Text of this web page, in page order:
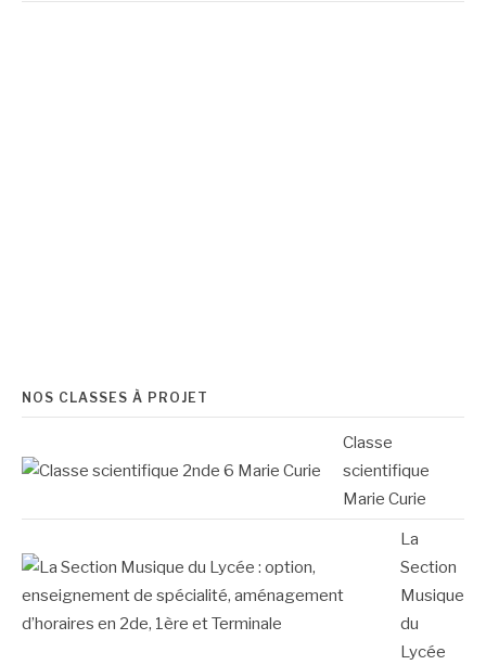
NOS CLASSES À PROJET
Classe
scientifique
Marie Curie
La
Section
Musique
du
Lycée